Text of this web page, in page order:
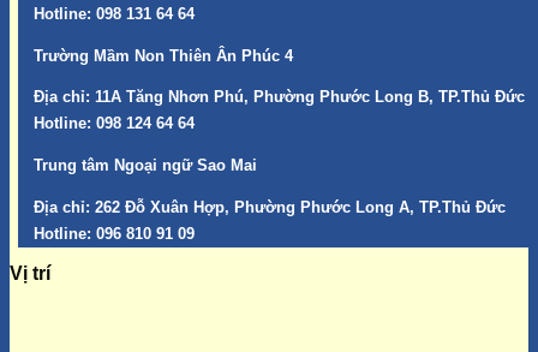
Hotline: 098 131 64 64
Trường Mầm Non Thiên Ân Phúc 4
Địa chỉ: 11A Tăng Nhơn Phú, Phường Phước Long B, TP.Thủ Đức
Hotline: 098 124 64 64
Trung tâm Ngoại ngữ Sao Mai
Địa chỉ: 262 Đỗ Xuân Hợp, Phường Phước Long A, TP.Thủ Đức
Hotline: 096 810 91 09
Vị trí